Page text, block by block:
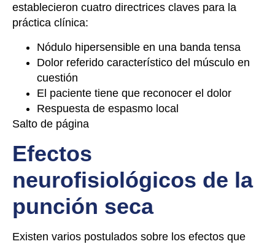
establecieron cuatro directrices claves para la
práctica clínica:
Nódulo hipersensible en una banda tensa
Dolor referido característico del músculo en
cuestión
El paciente tiene que reconocer el dolor
Respuesta de espasmo local
Salto de página
Efectos
neurofisiológicos de la
punción seca
Existen varios postulados sobre los efectos que